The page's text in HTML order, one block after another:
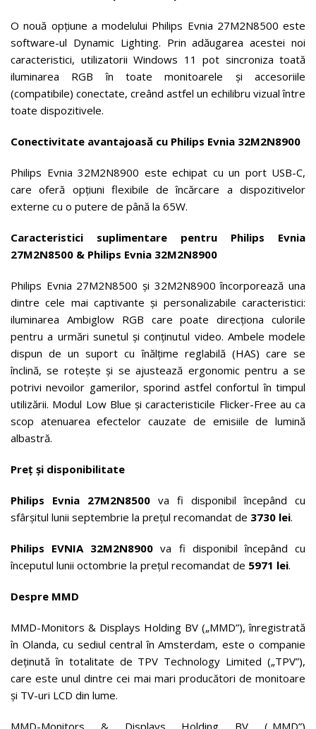
O nouă opțiune a modelului Philips Evnia 27M2N8500 este
software-ul Dynamic Lighting. Prin adăugarea acestei noi
caracteristici, utilizatorii Windows 11 pot sincroniza toată
iluminarea RGB în toate monitoarele și accesoriile
(compatibile) conectate, creând astfel un echilibru vizual între
toate dispozitivele.
Conectivitate avantajoasă cu Philips Evnia 32M2N8900
Philips Evnia 32M2N8900 este echipat cu un port USB-C,
care oferă opțiuni flexibile de încărcare a dispozitivelor
externe cu o putere de până la 65W.
Caracteristici suplimentare pentru Philips Evnia
27M2N8500 & Philips Evnia 32M2N8900
Philips Evnia 27M2N8500 și 32M2N8900 încorporează una
dintre cele mai captivante și personalizabile caracteristici:
iluminarea Ambiglow RGB care poate direcționa culorile
pentru a urmări sunetul și conținutul video. Ambele modele
dispun de un suport cu înălțime reglabilă (HAS) care se
înclină, se rotește și se ajustează ergonomic pentru a se
potrivi nevoilor gamerilor, sporind astfel confortul în timpul
utilizării. Modul Low Blue și caracteristicile Flicker-Free au ca
scop atenuarea efectelor cauzate de emisiile de lumină
albastră.
Preț și disponibilitate
Philips Evnia 27M2N8500 va fi disponibil începând cu
sfârșitul lunii septembrie la prețul recomandat de 3730 lei.
Philips EVNIA 32M2N8900 va fi disponibil începând cu
începutul lunii octombrie la prețul recomandat de 5971 lei.
Despre MMD
MMD-Monitors & Displays Holding BV („MMD”), înregistrată
în Olanda, cu sediul central în Amsterdam, este o companie
deținută în totalitate de TPV Technology Limited („TPV”),
care este unul dintre cei mai mari producători de monitoare
și TV-uri LCD din lume.
MMD-Monitors & Displays Holding BV („MMD”)